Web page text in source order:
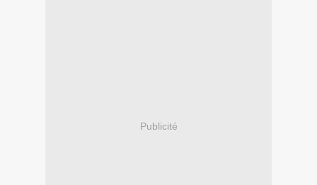
Publicité